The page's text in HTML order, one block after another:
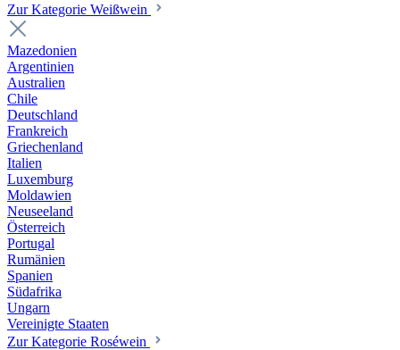
Zur Kategorie Weißwein
Mazedonien
Argentinien
Australien
Chile
Deutschland
Frankreich
Griechenland
Italien
Luxemburg
Moldawien
Neuseeland
Österreich
Portugal
Rumänien
Spanien
Südafrika
Ungarn
Vereinigte Staaten
Zur Kategorie Roséwein